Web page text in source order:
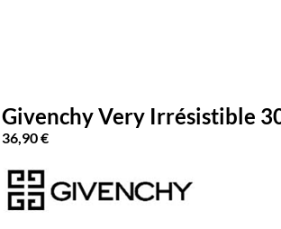
Givenchy Very Irrésistible
36,90€